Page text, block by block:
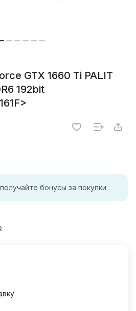
GTX 1660 Ti PALIT
192bit
бонусы за покупки